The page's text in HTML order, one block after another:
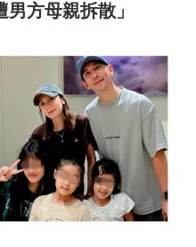
方母親拆散」